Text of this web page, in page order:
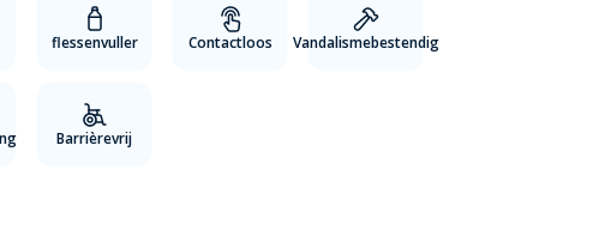
flessenvuller Contactloos Vandalismebestendig
Barrièrevrij